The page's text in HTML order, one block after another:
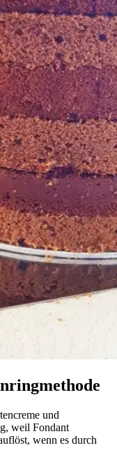
und
weil Fondant
wenn es durch